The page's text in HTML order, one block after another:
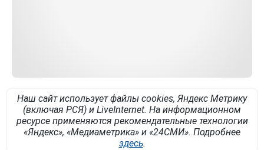
Наш сайт использует файлы cookies, Яндекс Метрику
(включая РСЯ) и LiveInternet. На информационном
ресурсе применяются рекомендательные технологии
«Яндекс», «Медиаметрика» и «24СМИ». Подробнее
здесь.